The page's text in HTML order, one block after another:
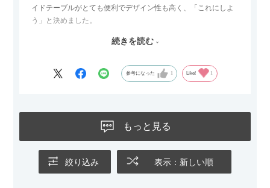
イドテーブルがとても便利でデザイン性も高く、「これにしよ
う」と決めました。
サイズは2.5人掛けですが、幅184cmとコンパクトなので圧迫感
グとのバランスもぴったりで、リビング全体がすっきり見えま
ないのもお気に入りのポイントです。さらに、わが家はソファ
の後ろ側を通ることも多い間取りなので、背面まできれいに仕
ても美しく、空間の印象を損ないません。
続きを読む
参考になった Like!
もっと見る
絞り込み 表示：新しい順